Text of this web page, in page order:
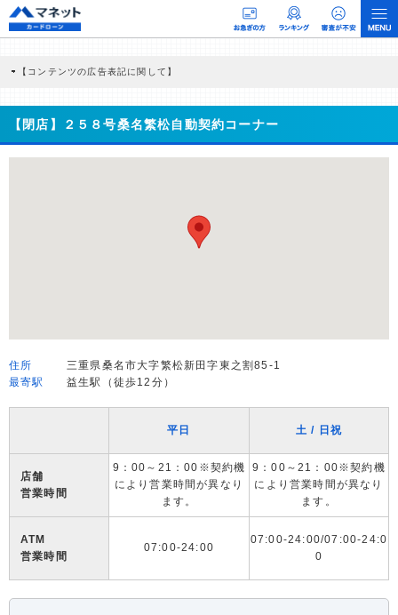
【コンテンツの広告表記に関して】
商品を根拠なくPRするものではなく、当編集部の調査／ユーザーへの口コミ収集な
どに基づき、公平性を担保した情報提供を行っています。
>提携企業一覧
【閉店】２５８号桑名繁松自動契約コーナー
住所
三重県桑名市大字繁松新田字東之割85-1
最寄駅
益生駅（徒歩12分）
平日 土 / 日祝
店舗
営業時間
9：00～21：00※契約機
により営業時間が異なり
ます。
9：00～21：00※契約機
により営業時間が異なり
ます。
ATM
営業時間
07:00-24:00
07:00-24:00/07:00-24:0
0